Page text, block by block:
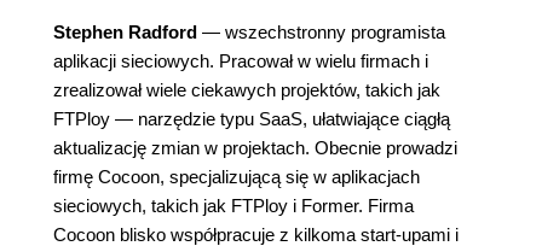
Stephen Radford — wszechstronny programista
aplikacji sieciowych. Pracował w wielu firmach i
zrealizował wiele ciekawych projektów, takich jak
FTPloy — narzędzie typu SaaS, ułatwiające ciągłą
aktualizację zmian w projektach. Obecnie prowadzi
firmę Cocoon, specjalizującą się w aplikacjach
sieciowych, takich jak FTPloy i Former. Firma
Cocoon blisko współpracuje z kilkoma start-upami i